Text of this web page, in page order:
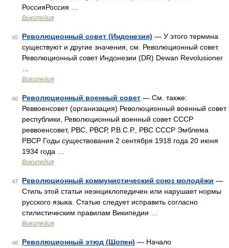
РоссияРоссия …
Википедия
45 Революционный совет (Индонезия) — У этого термина
существуют и другие значения, см. Революционный совет.
Революционный совет Индонезии (DR) Dewan Revolusioner
Википедия
46 Революционный военный совет — См. также:
Реввоенсовет (организация) Революционный военный совет
республики, Революционный военный совет СССР
реввоенсовет, РВС, РВСР, Р.В.С.Р., РВС СССР Эмблема
РВСР Годы существования 2 сентября 1918 года 20 июня
1934 года …
Википедия
47 Революционный коммунистический союз молодёжи —
Стиль этой статьи неэнциклопедичен или нарушает нормы
русского языка. Статью следует исправить согласно
стилистическим правилам Википедии …
Википедия
48 Революционный этюд (Шопен) — Начало